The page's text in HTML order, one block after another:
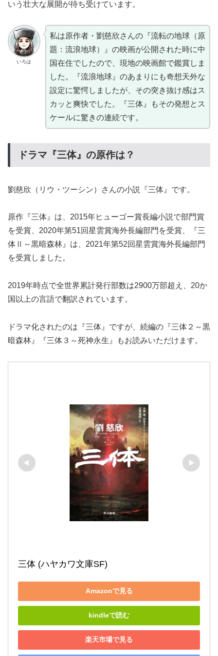
いう壮大な展開が待ち受けています。
いろは
私は原作者・劉慈欣さんの『流転の地球（原
題：流浪地球）』の映画が公開された時に中
国在住でしたので、現地の映画館で鑑賞しま
した。『流浪地球』のあまりにも奇想天外な
設定に驚愕しましたが、その突き抜け感はス
カッと爽快でした。『三体』もその発想とス
ケールに驚きの連続です。
ドラマ『三体』の原作は？
劉慈欣（リウ・ツーシン）さんの小説『三体』です。
原作『三体』は、2015年ヒューゴー賞長編小説で部門賞
を受賞、2020年第51回星雲賞海外長編部門を受賞、『三
体Ⅱ～黒暗森林』は、2021年第52回星雲賞海外長編部門
を受賞しました。
2019年時点で全世界累計発行部数は2900万部超え、20か
国以上の言語で翻訳されています。
ドラマ化されたのは『三体』ですが、続編の『三体２～黒
暗森林』『三体３～死神永生』もお読みいただけます。
三体 (ハヤカワ文庫SF)
Amazonで見る
kindleで読む
楽天市場で見る